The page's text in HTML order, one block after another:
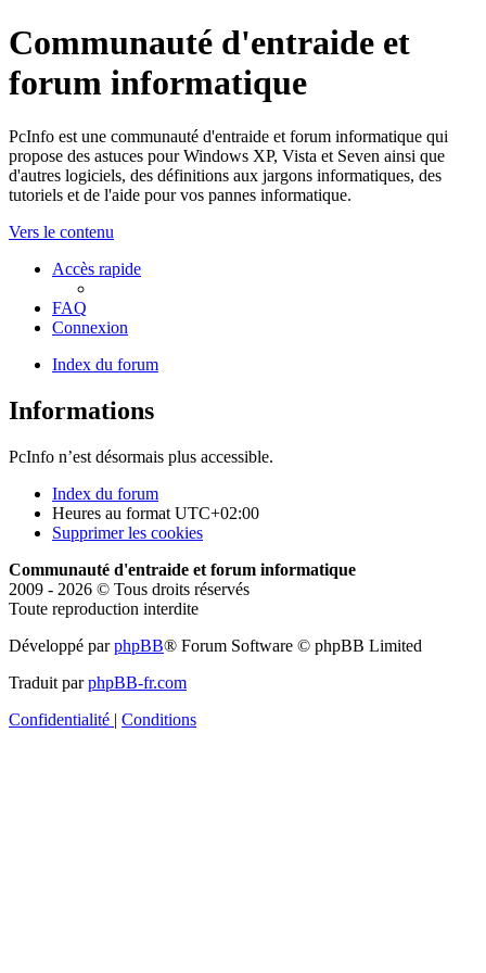
Communauté d'entraide et
forum informatique
PcInfo est une communauté d'entraide et forum informatique qui
propose des astuces pour Windows XP, Vista et Seven ainsi que
d'autres logiciels, des définitions aux jargons informatiques, des
tutoriels et de l'aide pour vos pannes informatique.
Vers le contenu
Accès rapide
FAQ
Connexion
Index du forum
Informations
PcInfo n’est désormais plus accessible.
Index du forum
Heures au format UTC+02:00
Supprimer les cookies
Communauté d'entraide et forum informatique
2009 - 2026 © Tous droits réservés
Toute reproduction interdite
Développé parphpBB® Forum Software © phpBB Limited
Traduit parphpBB-fr.com
Confidentialité | Conditions